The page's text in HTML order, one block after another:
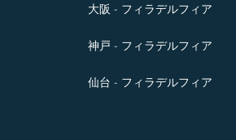
大阪 - フィラデルフィア
神戸 - フィラデルフィア
仙台 - フィラデルフィア